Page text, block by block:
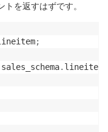
を返すはずです。
;
sales_schema. lineitem